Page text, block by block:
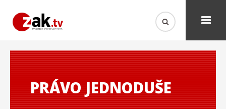
PRÁVO JEDNODUŠE